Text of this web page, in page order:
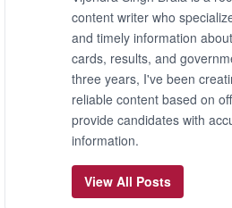
content writer who
and timely information
cards, results, and
three years, I've been
reliable content based on
provide candidates with
information.
View All Posts